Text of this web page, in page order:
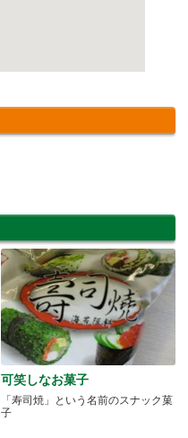
可笑しなお菓子
「寿司焼」という名前のスナック菓
子